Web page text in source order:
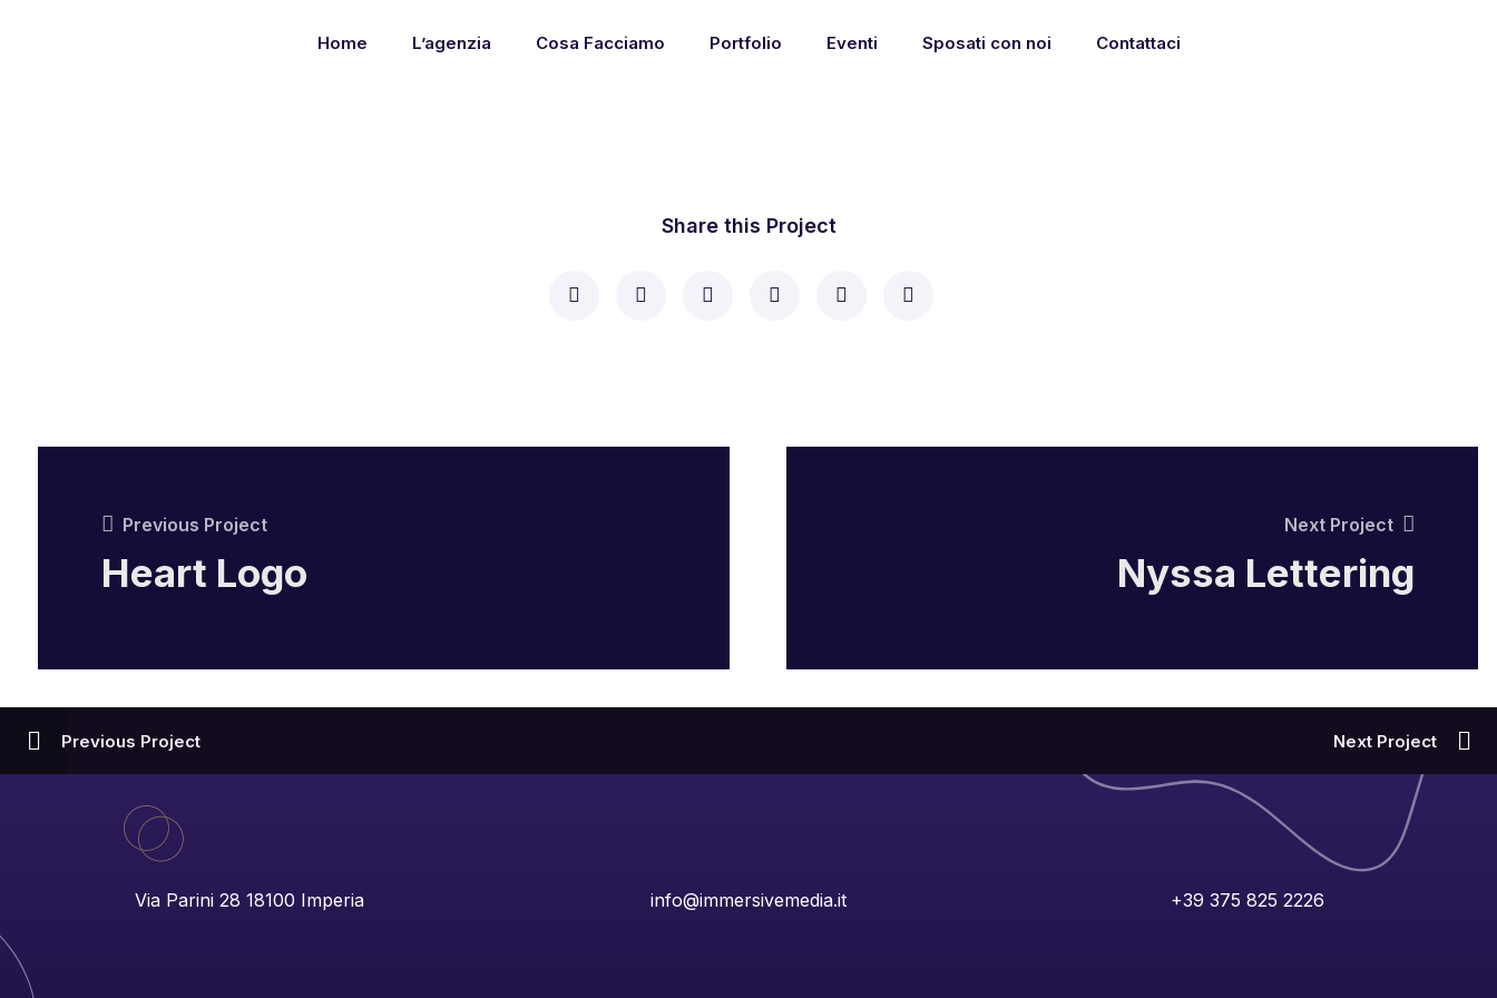
Home L’agenzia Cosa Facciamo Portfolio Eventi Sposati con noi Contattaci
Share this Project
Previous Project
Heart Logo
Next Project
Nyssa Lettering
Previous Project Next Project
Via Parini 28 18100 Imperia info@immersivemedia.it +39 375 825 2226